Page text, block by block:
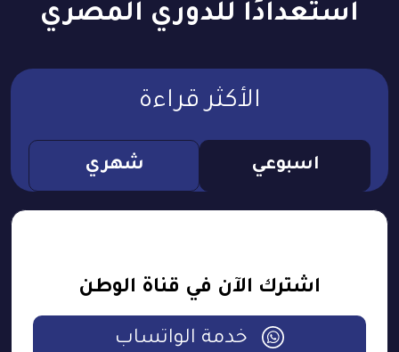
استعدادًا للدوري المصري
الأكثر قراءة
اسبوعي شهري
اشترك الآن في قناة الوطن
خدمة الواتساب